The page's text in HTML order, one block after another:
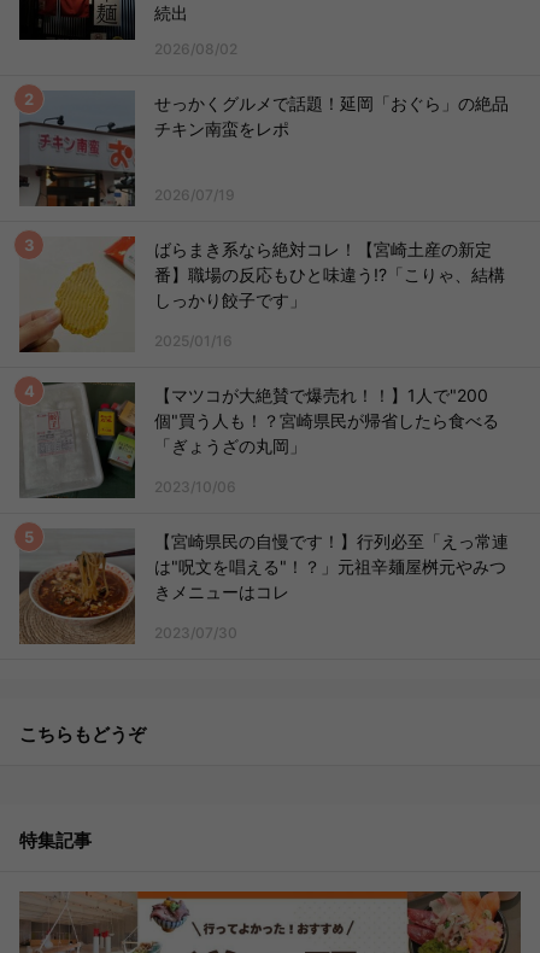
続出
2026/08/02
せっかくグルメで話題！延岡「おぐら」の絶品
チキン南蛮をレポ
2026/07/19
ばらまき系なら絶対コレ！【宮崎土産の新定
番】職場の反応もひと味違う!?「こりゃ、結構
しっかり餃子です」
2025/01/16
【マツコが大絶賛で爆売れ！！】1人で"200
個"買う人も！？宮崎県民が帰省したら食べる
「ぎょうざの丸岡」
2023/10/06
【宮崎県民の自慢です！】行列必至「えっ常連
は"呪文を唱える"！？」元祖辛麺屋桝元やみつ
きメニューはコレ
2023/07/30
こちらもどうぞ
特集記事